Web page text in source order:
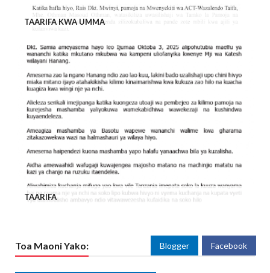
TAARIFA KWA UMMA
TAARIFA
Toa Maoni Yako: Blogger Facebook